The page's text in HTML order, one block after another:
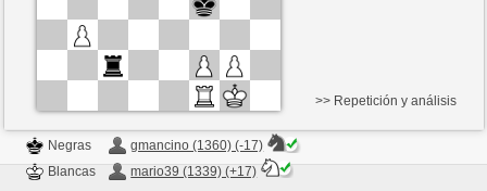
Negras
gmancino (1360) (-17)
Blancas
mario39 (1339) (+17)
>> Repetición y análisis